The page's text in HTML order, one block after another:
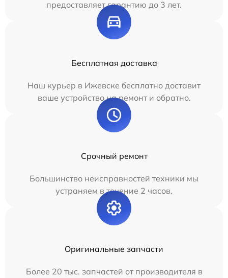
предоставляет гарантию до 3 лет.
Бесплатная доставка
Наш курьер в Ижевске бесплатно доставит
ваше устройство на ремонт и обратно.
Срочный ремонт
Большинство неисправностей техники мы
устраняем в течение 2 часов.
Оригинальные запчасти
Более 20 тыс. запчастей от производителя в